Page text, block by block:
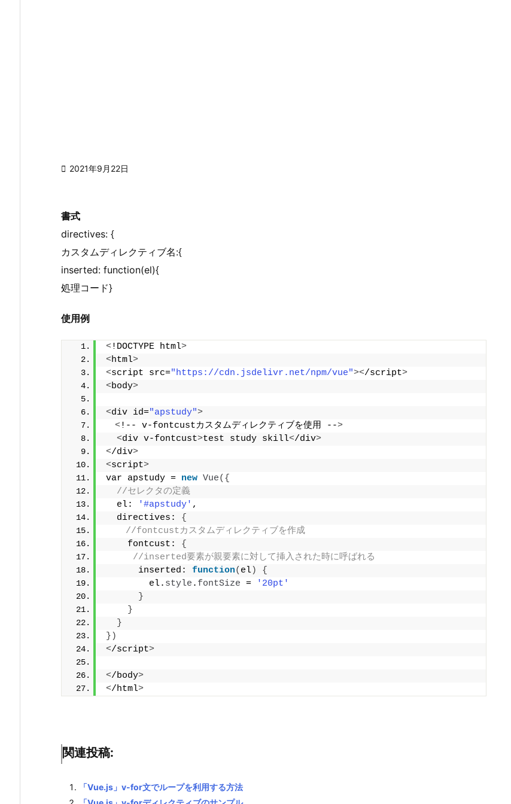
 2021年9月22日
書式
directives: {
カスタムディレクティブ名:{
inserted: function(el){
処理コード}
使用例
<!DOCTYPE html>
<html>
<script src="https://cdn.jsdelivr.net/npm/vue"></script>
<body>
<div id="apstudy">
<!-- v-fontcustカスタムディレクティブを使用 -->
<div v-fontcust>test study skill</div>
</div>
<script>
var apstudy = new Vue({
//セレクタの定義
  el:
'#apstudy' ,
  directives:
{
//fontcustカスタムディレクティブを作成
    fontcust:
{
//inserted要素が親要素に対して挿入された時に呼ばれる
      inserted:
function( el)
{
        el.
style . fontSize =
'20pt'
}
}
}
})
</script>
</body>
</html>
関連投稿:
「Vue.js」v-for文でループを利用する方法